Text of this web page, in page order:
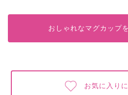
おしゃれなマグカップ
お気に入り